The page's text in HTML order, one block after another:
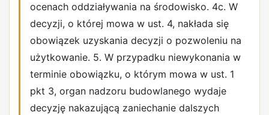
ocenach oddziaływania na środowisko. 4c. W
decyzji, o której mowa w ust. 4, nakłada się
obowiązek uzyskania decyzji o pozwoleniu na
użytkowanie. 5. W przypadku niewykonania w
terminie obowiązku, o którym mowa w ust. 1
pkt 3, organ nadzoru budowlanego wydaje
decyzję nakazującą zaniechanie dalszych